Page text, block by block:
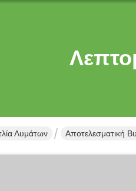
Λυμάτων Αποτελεσματική